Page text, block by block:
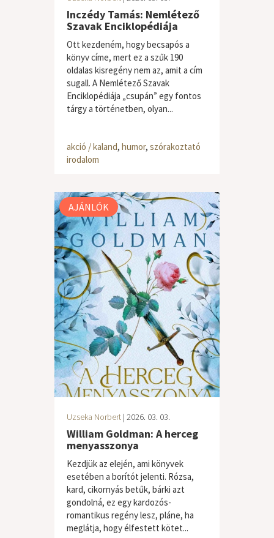
Inczédy Tamás: Nemlétező
Szavak Enciklopédiája
Ott kezdeném, hogy becsapós a
könyv címe, mert ez a szűk 190
oldalas kisregény nem az, amit a cím
sugall. A Nemlétező Szavak
Enciklopédiája „csupán” egy fontos
tárgy a történetben, olyan...
akció / kaland, humor, szórakoztató
irodalom
AJÁNLÓK
Uzseka Norbert | 2026. 03. 03.
William Goldman: A herceg
menyasszonya
Kezdjük az elején, ami könyvek
esetében a borítót jelenti. Rózsa,
kard, cikornyás betűk, bárki azt
gondolná, ez egy kardozós-
romantikus regény lesz, pláne, ha
meglátja, hogy élfestett kötet...